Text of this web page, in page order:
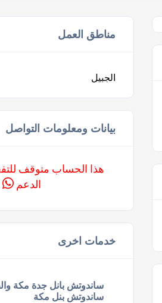
مناطق العمل
الجبيل
بيانات ومعلومات التواصل
هذا الحساب متوقف
الدعم
خدمات اخرى
ساندوتش بانل جدة مكة
ساندوتش بنل مكة